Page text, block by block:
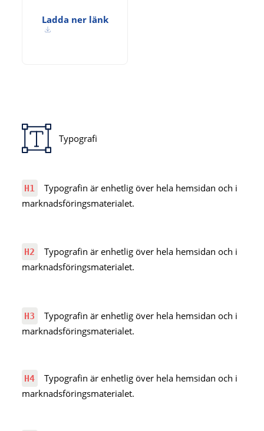
Ladda ner länk
Typografi
H1
Typografin är enhetlig över hela hemsidan och i
marknadsföringsmaterialet.
H2
Typografin är enhetlig över hela hemsidan och i
marknadsföringsmaterialet.
H3
Typografin är enhetlig över hela hemsidan och i
marknadsföringsmaterialet.
H4
Typografin är enhetlig över hela hemsidan och i
marknadsföringsmaterialet.